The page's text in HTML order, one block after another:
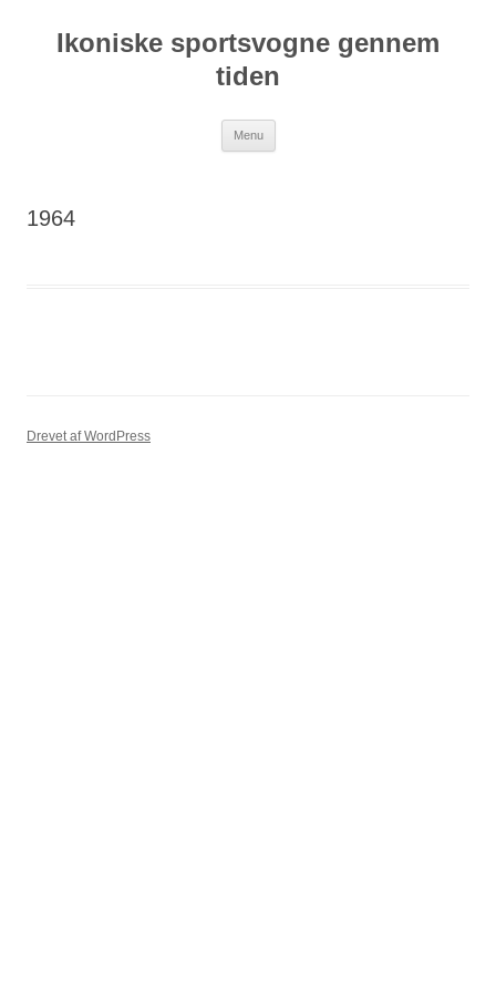
indholdIkoniske sportsvogne gennem
tiden
Menu
1964
Drevet af WordPress